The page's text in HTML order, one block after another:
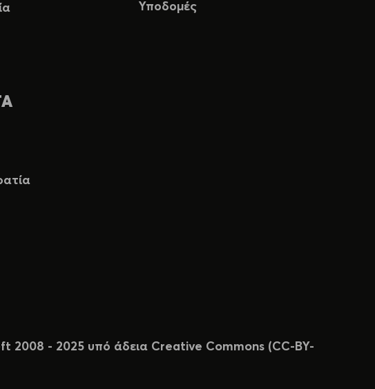
Υποδομές
2008 - 2025 υπό άδεια Creative Commons (CC-BY-